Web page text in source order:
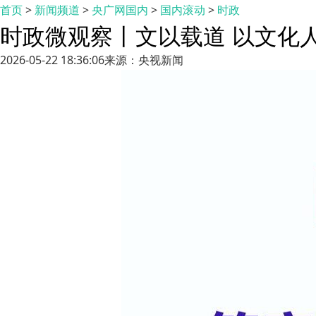
首页> 新闻频道 >央广网国内 > 国内滚动 > 时政
时政微观察丨文以载道 以文化
2026-05-22 18:36:06来源：央视新闻